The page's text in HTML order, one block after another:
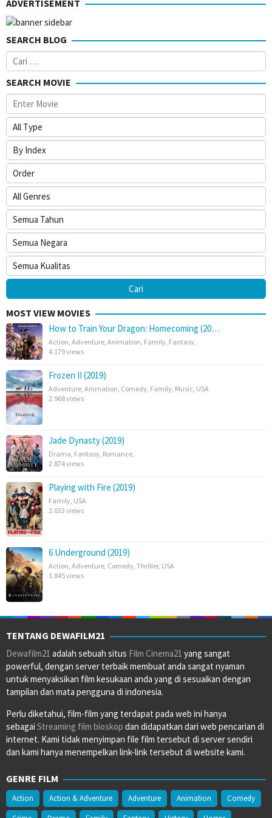
2020
ADVERTISEMENT
SEARCH BLOG
Cari
untuk:
SEARCH MOVIE
MOST VIEW MOVIES
How to Train Your Dragon: Homecoming (20…
Action Adventure Animation Family Fantasy
4.179 views
Frozen II (2019)
Adventure Animation Comedy Family Music USA
2.968 views
Jade Dynasty (2019)
Drama Fantasy Romance
2.874 views
Playing with Fire (2019)
Family USA
2.033 views
6 Underground (2019)
Action Adventure Comedy Thriller, USA
1.845 views
TENTANG DEWAFILM21
Dewafilm21 adalah sebuah situs Film Cinema21 yang sangat
powerful, dengan server terbaik membuat anda sangat nyaman
untuk menyaksikan film kesukaan anda yang di sesuaikan dengan
tampilan dan mata pengguna di indonesia.
Perlu diketahui, film-film yang terdapat pada web ini hanya
sebagai Streaming film bioskop dan didapatkan dari web pencarian di
internet. Kami tidak menyimpan file film tersebut di server sendiri
dan kami hanya menempelkan link-link tersebut di website kami.
GENRE FILM
Action Action & Adventure Adventure Animation
Comedy